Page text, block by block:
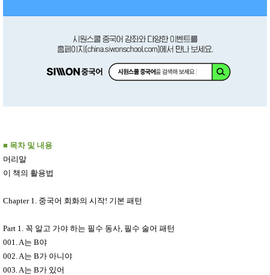
■ 목차 및 내용
머리말
이 책의 활용법
Chapter 1. 중국어 회화의 시작! 기본 패턴
Part 1. 꼭 알고 가야 하는 필수 동사 필수 술어 패턴
001. A는 B야
002. A는 B가 아니야
003. A는 B가 있어